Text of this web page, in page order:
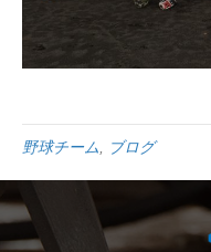
野球チーム ブログ